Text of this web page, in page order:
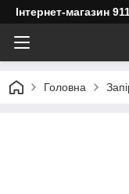
Інтернет-магазин
Головна